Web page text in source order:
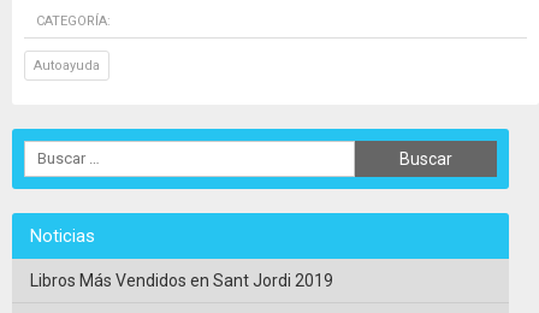
CATEGORÍA:
Autoayuda
Noticias
Libros Más Vendidos en Sant Jordi 2019